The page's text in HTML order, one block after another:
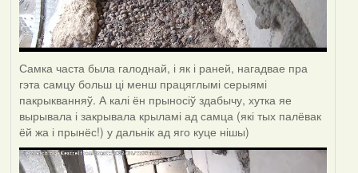
Самка часта была галоднай, і як і раней, нагадвае пра
гэта самцу больш ці менш працяглымі серыямі
пакрыкванняў. А калі ён прыносіў здабычу, хутка яе
вырывала і закрывала крыламі ад самца (які тых палёвак
ёй жа і прынёс!) у дальнік ад яго куце нішы)